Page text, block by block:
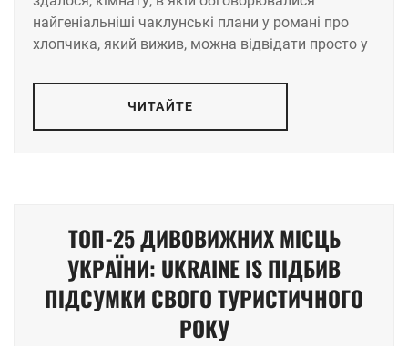
найгеніальніші чаклунські плани у романі про
хлопчика, який вижив, можна відвідати просто у
ЧИТАЙТЕ
ТОП-25 ДИВОВИЖНИХ МІСЦЬ
УКРАЇНИ: UKRAINE IS ПІДБИВ
ПІДСУМКИ СВОГО ТУРИСТИЧНОГО
РОКУ